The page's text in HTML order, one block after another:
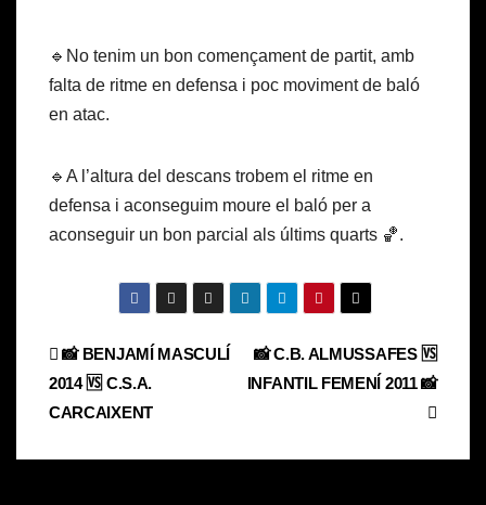
🔹No tenim un bon començament de partit, amb
falta de ritme en defensa i poc moviment de baló
en atac.
🔹A l’altura del descans trobem el ritme en
defensa i aconseguim moure el baló per a
aconseguir un bon parcial als últims quarts 🏀.
Navegación
de
entradas
📸 C.B. ALMUSSAFES 🆚
INFANTIL FEMENÍ 2011 📸
📸 BENJAMÍ MASCULÍ
2014 🆚 C.S.A.
CARCAIXENT